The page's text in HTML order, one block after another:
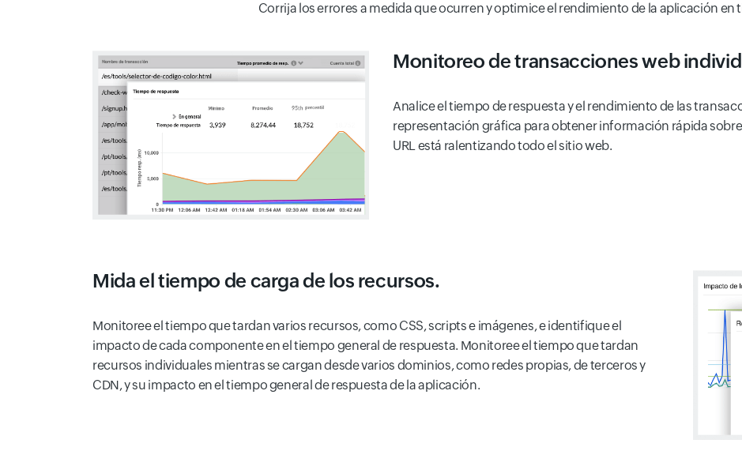
Corrija los errores a medida que ocurren y optimice el rendimiento de la aplicación en
Monitoreo de transacciones web
Analice el tiempo de respuesta y el rendimiento de las
representación gráfica para obtener información rápida
URL está ralentizando todo el sitio web.
Mida el tiempo de carga de los recursos.
Monitoree el tiempo que tardan varios recursos, como CSS, scripts e imágenes, e identifique el
impacto de cada componente en el tiempo general de respuesta. Monitoree el tiempo que tardan
recursos individuales mientras se cargan desde varios dominios, como redes propias, de terceros y
CDN, y su impacto en el tiempo general de respuesta de la aplicación.